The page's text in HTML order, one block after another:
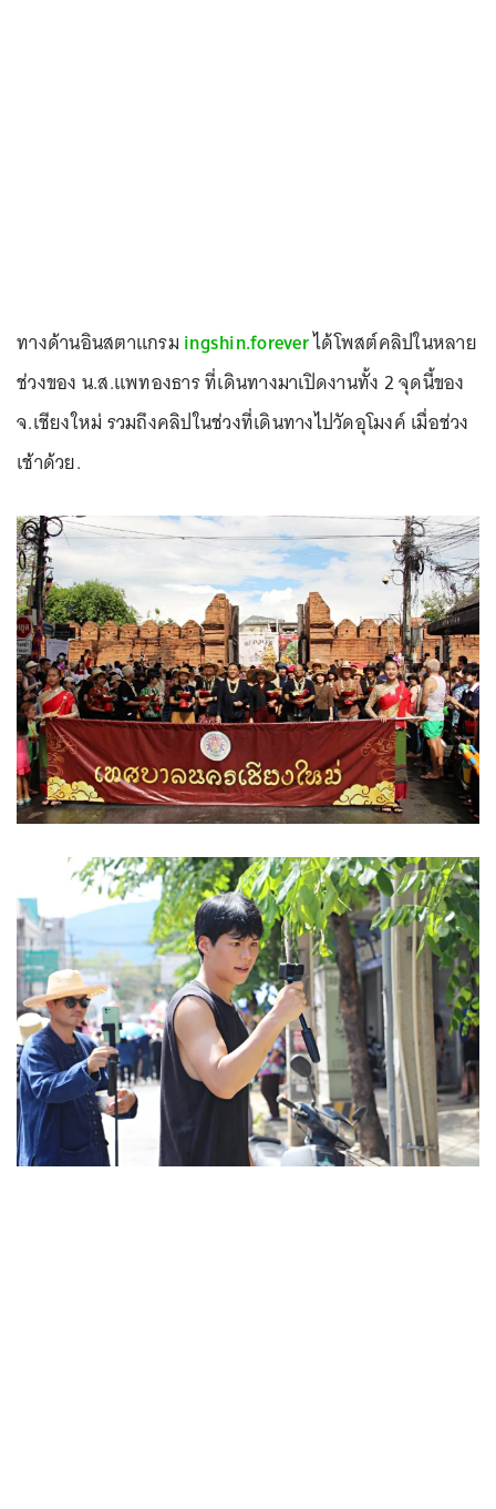
ทางด้านอินสตาแกรม ingshin.foreverได้โพสต์คลิปในหลาย
ช่วงของ น.ส.แพทองธาร ที่เดินทางมาเปิดงานทั้ง 2 จุดนี้ของ
จ.เชียงใหม่ รวมถึงคลิปในช่วงที่เดินทางไปวัดอุโมงค์ เมื่อช่วง
เช้าด้วย.